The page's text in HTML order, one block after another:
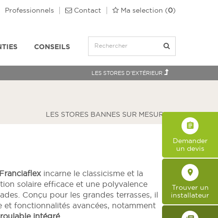
CONSEILS
Professionnels Contact Ma selection (0)
LES STORES D'EXTÉRIEUR
LES STORES BANNES SUR MESURE
Franciaflexincarne le classicisme et la
solaire efficace et une polyvalence
Conçu pour les grandes terrasses, il
et fonctionnalités avancées, notamment
intégré.
assignment
Demander
un devis
place
Trouver un
installateur